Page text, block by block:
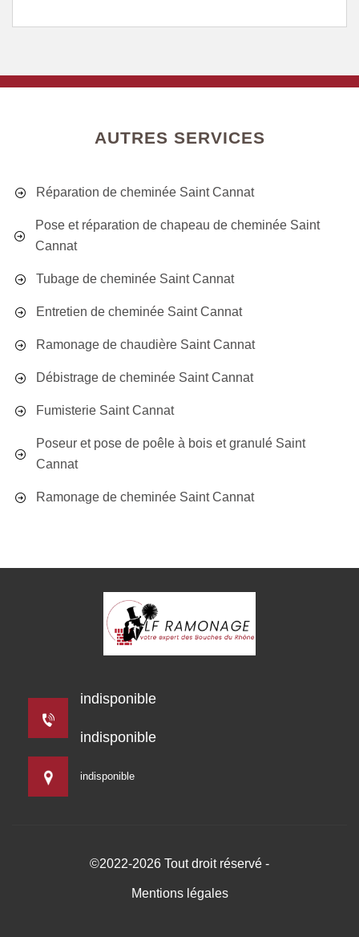
AUTRES SERVICES
Réparation de cheminée Saint Cannat
Pose et réparation de chapeau de cheminée Saint
Cannat
Tubage de cheminée Saint Cannat
Entretien de cheminée Saint Cannat
Ramonage de chaudière Saint Cannat
Débistrage de cheminée Saint Cannat
Fumisterie Saint Cannat
Poseur et pose de poêle à bois et granulé Saint
Cannat
Ramonage de cheminée Saint Cannat
indisponible
indisponible
indisponible
©2022-2026 Tout droit réservé -
Mentions légales